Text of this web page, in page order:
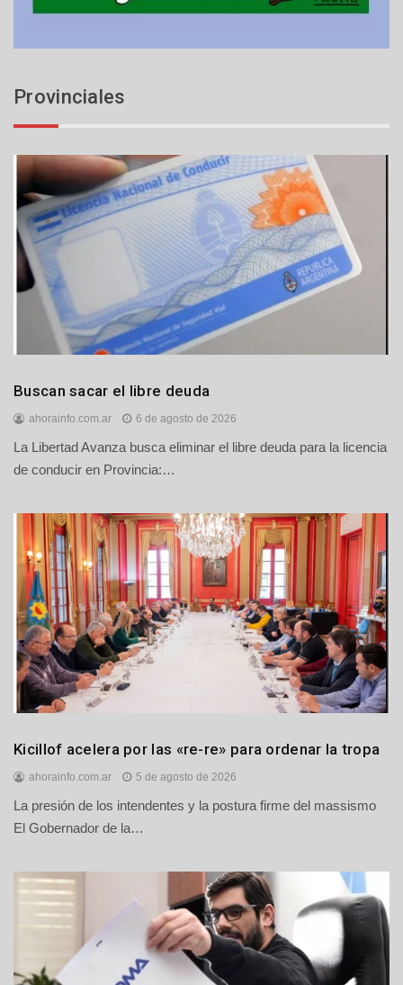
Provinciales
Provinciales
Buscan sacar el libre deuda
ahorainfo.com.ar 6 de agosto de 2026
La Libertad Avanza busca eliminar el libre deuda para la licencia
de conducir en Provincia:…
Principales
Kicillof acelera por las «re-re» para ordenar la tropa
ahorainfo.com.ar 5 de agosto de 2026
La presión de los intendentes y la postura firme del massismo
El Gobernador de la…